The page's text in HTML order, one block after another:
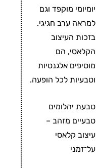
יומיומי מוקפד וגם
למראה ערב חגיגי.
בזכות העיצוב
הקלאסי, הם
מוסיפים אלגנטיות
וטבעיות לכל הופעה.
טבעת יהלומים
טבעיים מזהב –
עיצוב קלאסי
על־זמני